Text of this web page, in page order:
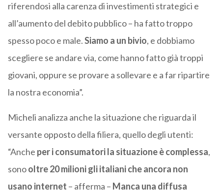
riferendosi alla carenza di investimenti strategici e
all’aumento del debito pubblico – ha fatto troppo
spesso poco e male.Siamo a un bivio, e dobbiamo
scegliere se andare via, come hanno fatto già troppi
giovani, oppure se provare a sollevare e a far ripartire
la nostra economia”.
Micheli analizza anche la situazione che riguarda il
versante opposto della filiera, quello degli utenti:
“Anche per i consumatori la situazione è complessa,
sonooltre 20 milioni gli italiani che ancora non
usano internet – afferma – Manca una diffusa